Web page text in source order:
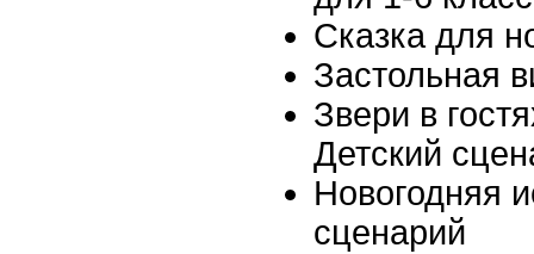
Сказка для
Застольная
Звери в
Детский
Новогодняя
сценарий